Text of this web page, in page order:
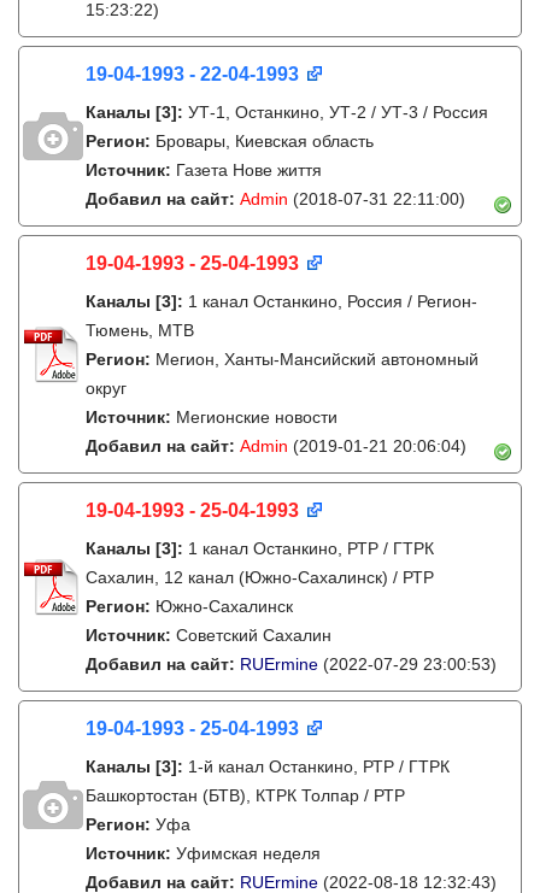
15:23:22)
19-04-1993 - 22-04-1993
Каналы [3]: УТ-1, Останкино, УТ-2 / УТ-3 / Россия
Регион: Бровары, Киевская область
Источник: Газета Нове життя
Добавил на сайт: Admin (2018-07-31 22:11:00)
19-04-1993 - 25-04-1993
Каналы [3]: 1 канал Останкино, Россия / Регион-
Тюмень, МТВ
Регион: Мегион, Ханты-Мансийский автономный
округ
Источник: Мегионские новости
Добавил на сайт: Admin (2019-01-21 20:06:04)
19-04-1993 - 25-04-1993
Каналы [3]: 1 канал Останкино, РТР / ГТРК
Сахалин, 12 канал (Южно-Сахалинск) / РТР
Регион: Южно-Сахалинск
Источник: Советский Сахалин
Добавил на сайт: RUErmine (2022-07-29 23:00:53)
19-04-1993 - 25-04-1993
Каналы [3]: 1-й канал Останкино, РТР / ГТРК
Башкортостан (БТВ), КТРК Толпар / РТР
Регион: Уфа
Источник: Уфимская неделя
Добавил на сайт: RUErmine (2022-08-18 12:32:43)